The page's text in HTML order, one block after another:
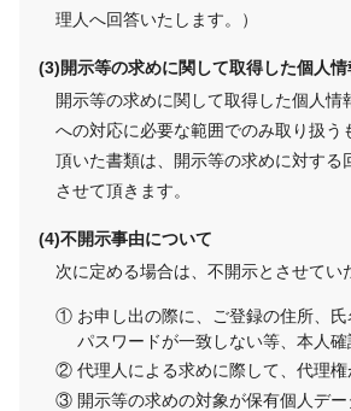
理人へ回答いたします。）
開示等の求めに関して取得した個人
開示等の求めに関して取得した個人情
への対応に必要な範囲でのみ取り扱う
頂いた書類は、開示等の求めに対する
させて頂きます。
不開示事由について
次に定める場合は、不開示とさせてい
お申し出の際に、ご登録の住所、氏
パスワードが一致しない等、本人
代理人による求めに際して、代理
開示等の求めの対象が保有個人デ